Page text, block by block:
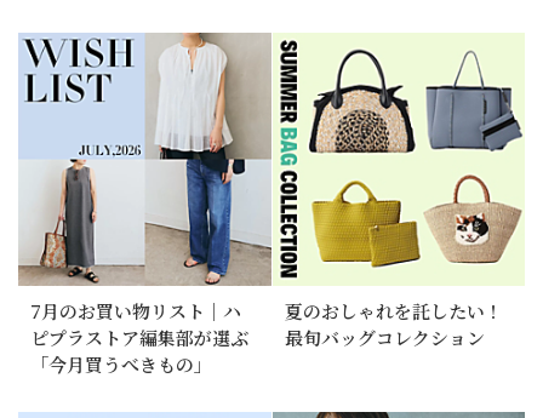
7月のお買い物リスト｜ハ
ピプラストア編集部が選ぶ
「今月買うべきもの」
夏のおしゃれを託したい！
最旬バッグコレクション